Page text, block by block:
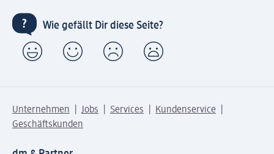
Wie gefällt Dir diese Seite?
Unternehmen Jobs Services
Kundenservice
Geschäftskunden